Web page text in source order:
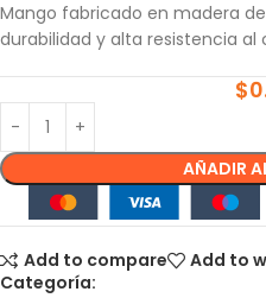
Mango fabricado en madera
durabilidad y alta resistencia al
$
AÑADIR
Add to compare
Add to
Categoría: